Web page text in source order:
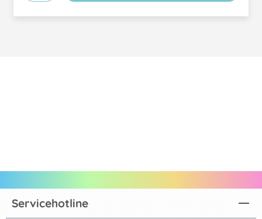
Servicehotline